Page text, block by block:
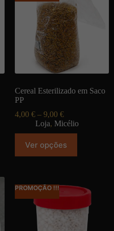
Cereal Esterilizado em Saco
PP
4,00 € – 9,00 €
Loja, Micélio
Ver opções
PROMOÇÃO !!!